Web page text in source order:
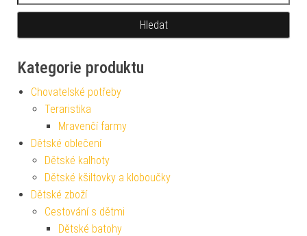
Kategorie produktu
Chovatelské potřeby
Teraristika
Mravenčí farmy
Dětské oblečení
Dětské kalhoty
Dětské kšiltovky a kloboučky
Dětské zboží
Cestování s dětmi
Dětské batohy